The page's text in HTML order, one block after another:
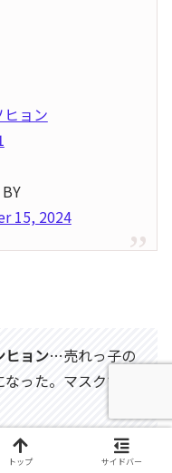
ョン
15, 2024
ヒョン…売れっ子の
った。マスクで顔
トップ サイドバー